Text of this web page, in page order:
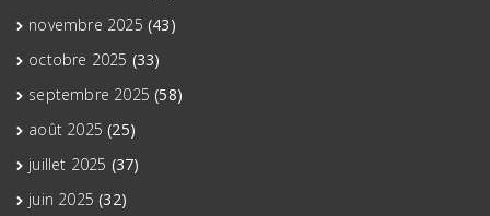
novembre 2025 (43)
octobre 2025 (33)
septembre 2025 (58)
août 2025 (25)
juillet 2025 (37)
juin 2025 (32)